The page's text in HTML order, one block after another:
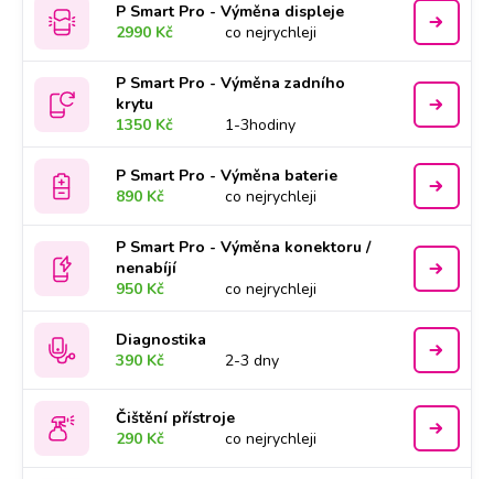
P Smart Pro - Výměna displeje
2990 Kč
co nejrychleji
P Smart Pro - Výměna zadního
krytu
1350 Kč
1-3hodiny
P Smart Pro - Výměna baterie
890 Kč
co nejrychleji
P Smart Pro - Výměna konektoru /
nenabíjí
950 Kč
co nejrychleji
Diagnostika
390 Kč
2-3 dny
Čištění přístroje
290 Kč
co nejrychleji